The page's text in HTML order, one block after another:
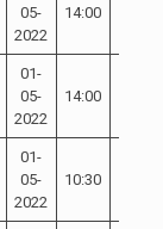
05-
2022
14:00
01-
05-
2022
14:00
01-
05-
2022
10:30